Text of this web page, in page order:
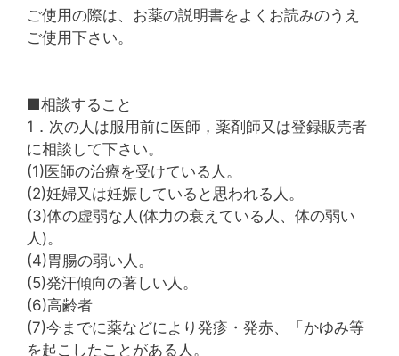
ご使用の際は、お薬の説明書をよくお読みのうえ
ご使用下さい。
■相談すること
1．次の人は服用前に医師，薬剤師又は登録販売者
に相談して下さい。
(1)医師の治療を受けている人。
(2)妊婦又は妊娠していると思われる人。
(3)体の虚弱な人(体力の衰えている人、体の弱い
人)。
(4)胃腸の弱い人。
(5)発汗傾向の著しい人。
(6)高齢者
(7)今までに薬などにより発疹・発赤、「かゆみ等
を起こしたことがある人。